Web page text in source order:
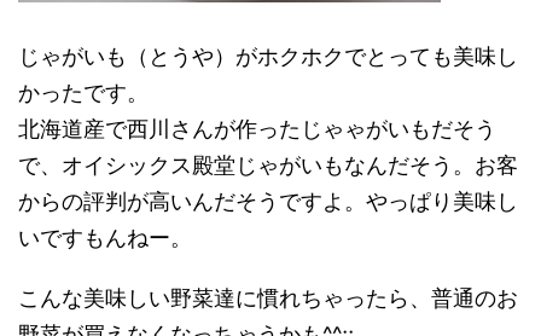
じゃがいも（とうや）がホクホクでとっても美味し
かったです。
北海道産で西川さんが作ったじゃゃがいもだそう
で、オイシックス殿堂じゃがいもなんだそう。お客
からの評判が高いんだそうですよ。やっぱり美味し
いですもんねー。
こんな美味しい野菜達に慣れちゃったら、普通のお